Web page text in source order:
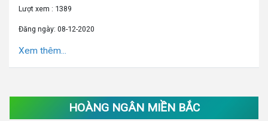
Lượt xem : 1389
Đăng ngày: 08-12-2020
Xem thêm...
HOÀNG NGÂN MIỀN BẮC